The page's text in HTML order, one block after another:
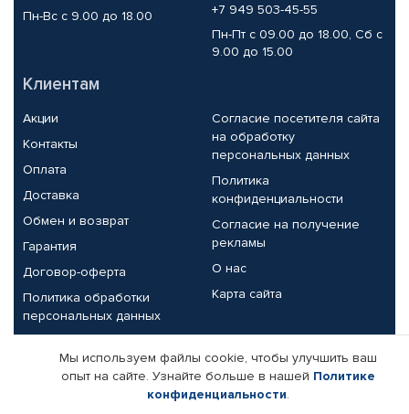
Пн-Вс с 9.00 до 18.00
+7 949 503-45-55
Пн-Пт с 09.00 до 18.00, Сб с
9.00 до 15.00
Клиентам
Акции
Контакты
Оплата
Доставка
Обмен и возврат
Гарантия
Договор-оферта
Политика обработки
персональных данных
Согласие посетителя сайта
на обработку
персональных данных
Политика
конфиденциальности
Согласие на получение
рекламы
О нас
Карта сайта
Партнерам
Корпоративным клиентам
Реквизиты компании
Мы используем файлы cookie, чтобы улучшить ваш
опыт на сайте. Узнайте больше в нашей Политике
конфиденциальности.